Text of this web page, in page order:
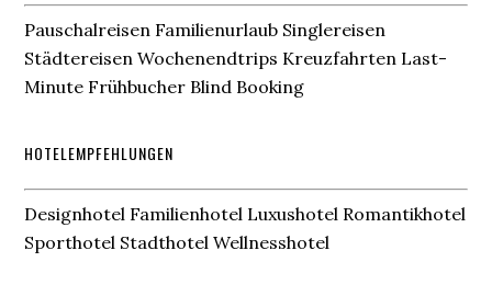
Pauschalreisen Familienurlaub Singlereisen
Städtereisen Wochenendtrips Kreuzfahrten Last-
Minute Frühbucher Blind Booking
HOTELEMPFEHLUNGEN
Designhotel Familienhotel Luxushotel Romantikhotel
Sporthotel Stadthotel Wellnesshotel